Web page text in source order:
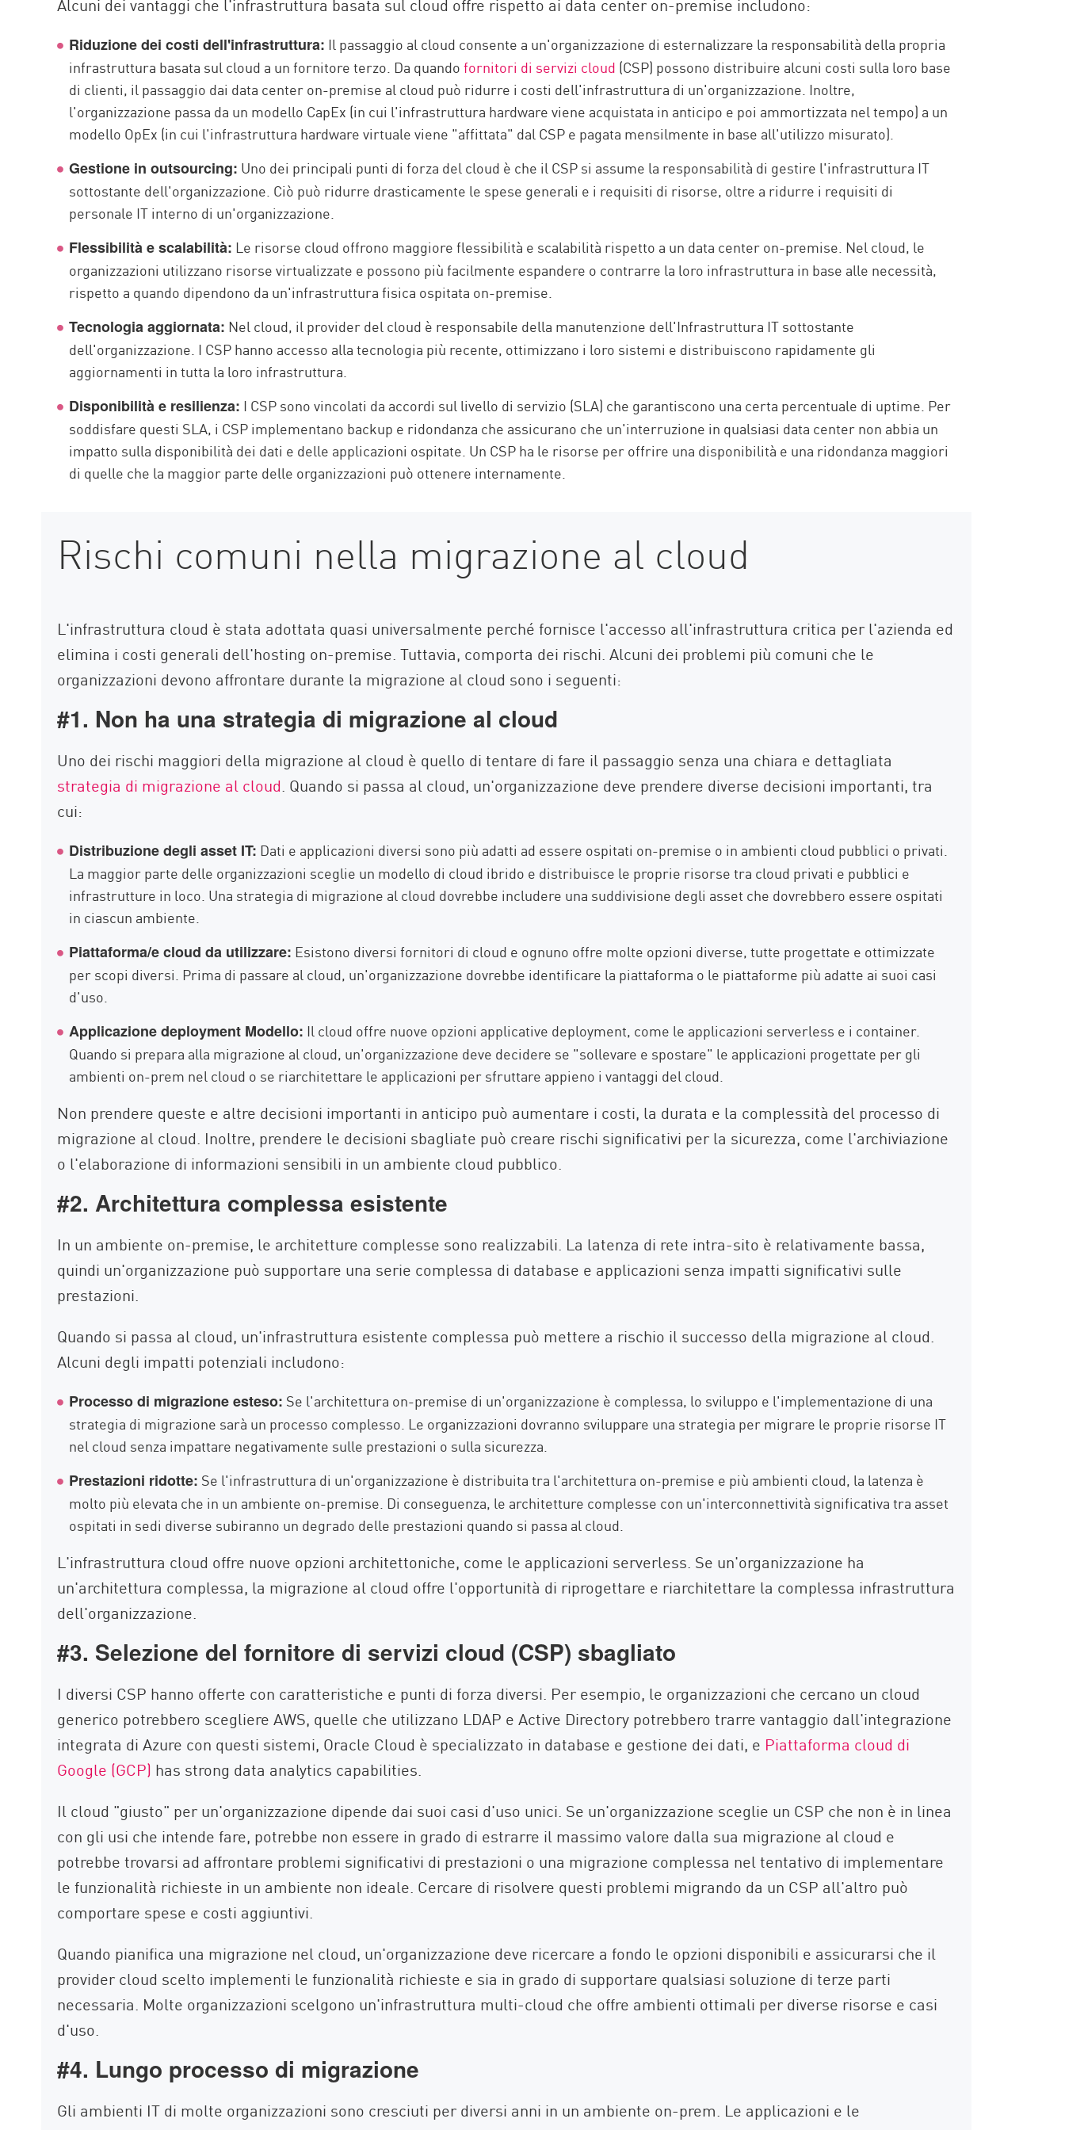
AI Agent Security
Riduzione dei costi dell'infrastruttura: Il passaggio al cloud consente a un'organizzazione di esternalizzare la responsabilità della propria
infrastruttura basata sul cloud a un fornitore terzo. Da quandofornitori di servizi cloud (CSP) possono distribuire alcuni costi sulla loro base
di clienti, il passaggio dai data center on-premise al cloud può ridurre i costi dell'infrastruttura di un'organizzazione. Inoltre,
l'organizzazione passa da un modello CapEx (in cui l'infrastruttura hardware viene acquistata in anticipo e poi ammortizzata nel tempo) a un
modello OpEx (in cui l'infrastruttura hardware virtuale viene "affittata" dal CSP e pagata mensilmente in base all'utilizzo misurato).
Gestione in outsourcing: Uno dei principali punti di forza del cloud è che il CSP si assume la responsabilità di gestire l'infrastruttura IT
sottostante dell'organizzazione. Ciò può ridurre drasticamente le spese generali e i requisiti di risorse, oltre a ridurre i requisiti di
personale IT interno di un'organizzazione.
Flessibilità e scalabilità: Le risorse cloud offrono maggiore flessibilità e scalabilità rispetto a un data center on-premise. Nel cloud, le
organizzazioni utilizzano risorse virtualizzate e possono più facilmente espandere o contrarre la loro infrastruttura in base alle necessità,
rispetto a quando dipendono da un'infrastruttura fisica ospitata on-premise.
Tecnologia aggiornata: Nel cloud, il provider del cloud è responsabile della manutenzione dell'Infrastruttura IT sottostante
dell'organizzazione. I CSP hanno accesso alla tecnologia più recente, ottimizzano i loro sistemi e distribuiscono rapidamente gli
aggiornamenti in tutta la loro infrastruttura.
Disponibilità e resilienza: I CSP sono vincolati da accordi sul livello di servizio (SLA) che garantiscono una certa percentuale di uptime. Per
soddisfare questi SLA, i CSP implementano backup e ridondanza che assicurano che un'interruzione in qualsiasi data center non abbia un
impatto sulla disponibilità dei dati e delle applicazioni ospitate. Un CSP ha le risorse per offrire una disponibilità e una ridondanza maggiori
di quelle che la maggior parte delle organizzazioni può ottenere internamente.
Rischi comuni nella migrazione al cloud
L'infrastruttura cloud è stata adottata quasi universalmente perché fornisce l'accesso all'infrastruttura critica per l'azienda ed
elimina i costi generali dell'hosting on-premise. Tuttavia, comporta dei rischi. Alcuni dei problemi più comuni che le
organizzazioni devono affrontare durante la migrazione al cloud sono i seguenti:
#1. Non ha una strategia di migrazione al cloud
Uno dei rischi maggiori della migrazione al cloud è quello di tentare di fare il passaggio senza una chiara e dettagliata
strategia di migrazione al cloud . Quando si passa al cloud, un'organizzazione deve prendere diverse decisioni importanti, tra
cui:
Distribuzione degli asset IT: Dati e applicazioni diversi sono più adatti ad essere ospitati on-premise o in ambienti cloud pubblici o privati.
La maggior parte delle organizzazioni sceglie un modello di cloud ibrido e distribuisce le proprie risorse tra cloud privati e pubblici e
infrastrutture in loco. Una strategia di migrazione al cloud dovrebbe includere una suddivisione degli asset che dovrebbero essere ospitati
in ciascun ambiente.
Piattaforma/e cloud da utilizzare: Esistono diversi fornitori di cloud e ognuno offre molte opzioni diverse, tutte progettate e ottimizzate
per scopi diversi. Prima di passare al cloud, un'organizzazione dovrebbe identificare la piattaforma o le piattaforme più adatte ai suoi casi
d'uso.
Applicazione deployment Modello: Il cloud offre nuove opzioni applicative deployment, come le applicazioni serverless e i container.
Quando si prepara alla migrazione al cloud, un'organizzazione deve decidere se "sollevare e spostare" le applicazioni progettate per gli
ambienti on-prem nel cloud o se riarchitettare le applicazioni per sfruttare appieno i vantaggi del cloud.
Non prendere queste e altre decisioni importanti in anticipo può aumentare i costi, la durata e la complessità del processo di
migrazione al cloud. Inoltre, prendere le decisioni sbagliate può creare rischi significativi per la sicurezza, come l'archiviazione
o l'elaborazione di informazioni sensibili in un ambiente cloud pubblico.
#2. Architettura complessa esistente
In un ambiente on-premise, le architetture complesse sono realizzabili. La latenza di rete intra-sito è relativamente bassa,
quindi un'organizzazione può supportare una serie complessa di database e applicazioni senza impatti significativi sulle
prestazioni.
Quando si passa al cloud, un'infrastruttura esistente complessa può mettere a rischio il successo della migrazione al cloud.
Alcuni degli impatti potenziali includono:
Processo di migrazione esteso: Se l'architettura on-premise di un'organizzazione è complessa, lo sviluppo e l'implementazione di una
strategia di migrazione sarà un processo complesso. Le organizzazioni dovranno sviluppare una strategia per migrare le proprie risorse IT
nel cloud senza impattare negativamente sulle prestazioni o sulla sicurezza.
Prestazioni ridotte: Se l'infrastruttura di un'organizzazione è distribuita tra l'architettura on-premise e più ambienti cloud, la latenza è
molto più elevata che in un ambiente on-premise. Di conseguenza, le architetture complesse con un'interconnettività significativa tra asset
ospitati in sedi diverse subiranno un degrado delle prestazioni quando si passa al cloud.
L'infrastruttura cloud offre nuove opzioni architettoniche, come le applicazioni serverless. Se un'organizzazione ha
un'architettura complessa, la migrazione al cloud offre l'opportunità di riprogettare e riarchitettare la complessa infrastruttura
dell'organizzazione.
#3. Selezione del fornitore di servizi cloud (CSP) sbagliato
I diversi CSP hanno offerte con caratteristiche e punti di forza diversi. Per esempio, le organizzazioni che cercano un cloud
generico potrebbero scegliere AWS, quelle che utilizzano LDAP e Active Directory potrebbero trarre vantaggio dall'integrazione
integrata di Azure con questi sistemi, Oracle Cloud è specializzato in database e gestione dei dati, e Piattaforma cloud di
Google (GCP) has strong data analytics capabilities.
Il cloud "giusto" per un'organizzazione dipende dai suoi casi d'uso unici. Se un'organizzazione sceglie un CSP che non è in linea
con gli usi che intende fare, potrebbe non essere in grado di estrarre il massimo valore dalla sua migrazione al cloud e
potrebbe trovarsi ad affrontare problemi significativi di prestazioni o una migrazione complessa nel tentativo di implementare
le funzionalità richieste in un ambiente non ideale. Cercare di risolvere questi problemi migrando da un CSP all'altro può
comportare spese e costi aggiuntivi.
Quando pianifica una migrazione nel cloud, un'organizzazione deve ricercare a fondo le opzioni disponibili e assicurarsi che il
provider cloud scelto implementi le funzionalità richieste e sia in grado di supportare qualsiasi soluzione di terze parti
necessaria. Molte organizzazioni scelgono un'infrastruttura multi-cloud che offre ambienti ottimali per diverse risorse e casi
d'uso.
#4. Lungo processo di migrazione
Gli ambienti IT di molte organizzazioni sono cresciuti per diversi anni in un ambiente on-prem. Le applicazioni e le